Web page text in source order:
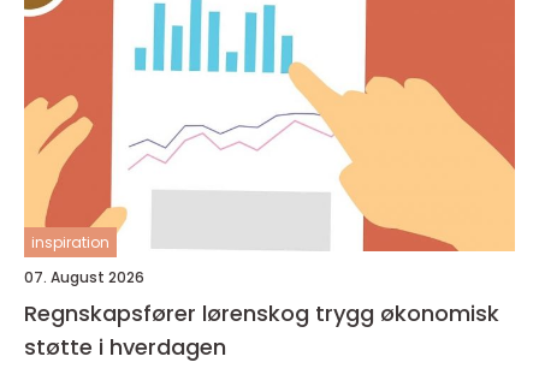
inspiration
07. August 2026
Regnskapsfører lørenskog trygg økonomisk
støtte i hverdagen